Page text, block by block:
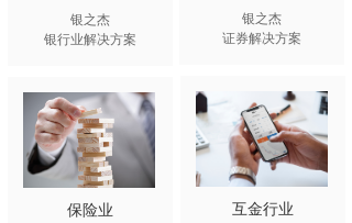
银之杰
银行业解决方案
互金行业
保险业
银之杰
证券解决方案